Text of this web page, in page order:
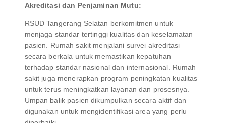
Akreditasi dan Penjaminan Mutu:
RSUD Tangerang Selatan berkomitmen untuk
menjaga standar tertinggi kualitas dan keselamatan
pasien. Rumah sakit menjalani survei akreditasi
secara berkala untuk memastikan kepatuhan
terhadap standar nasional dan internasional. Rumah
sakit juga menerapkan program peningkatan kualitas
untuk terus meningkatkan layanan dan prosesnya.
Umpan balik pasien dikumpulkan secara aktif dan
digunakan untuk mengidentifikasi area yang perlu